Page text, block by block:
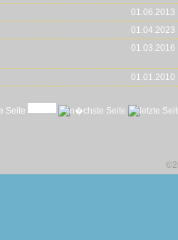
01.06.2013
01.04.2023
01.03.2016
01.01.2010